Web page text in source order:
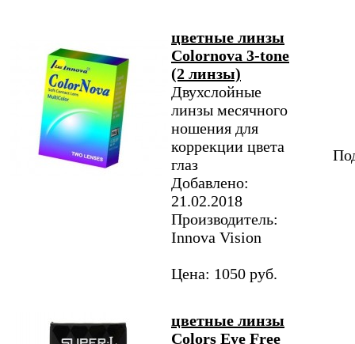
цветные линзы
Colornova 3-tone
(2 линзы)
Двухслойные
линзы месячного
ношения для
коррекции цвета
глаз
Добавлено:
21.02.2018
Производитель:
Innova Vision
Цена: 1050 руб.
цветные линзы
Colors Eye Free